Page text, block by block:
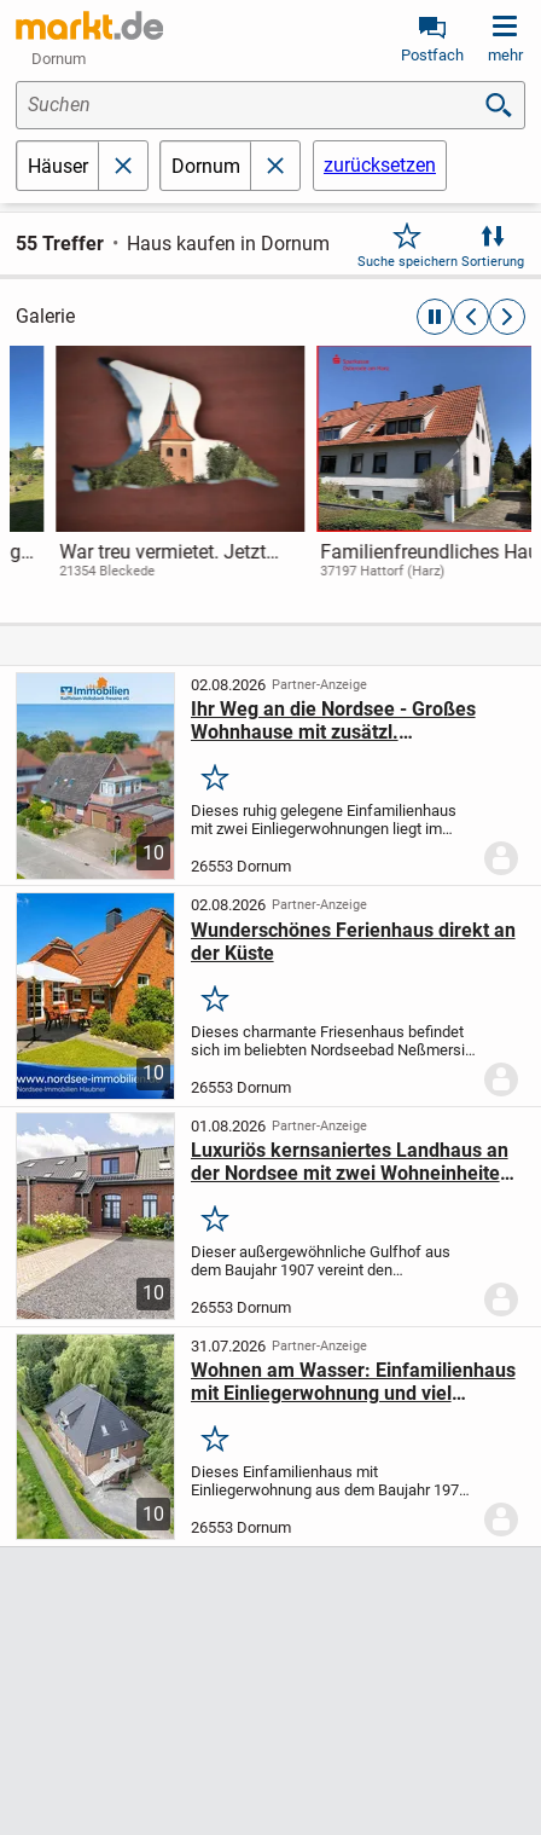
Dornum Postfach mehr
Suchen
Häuser schließenDornum schließenzurücksetzen
55 Treffer Haus kaufen in Dornum
Suche speichern Sortierung
Galerie automatische
War treu vermietet. Jetzt
wird es Zeit für echte Liebe.
21354 Bleckede
Familienfreundliches Haus
mit schönem Garten
37197 Hattorf (Harz)
10
02.08.2026 Partner-Anzeige
Ihr Weg an die Nordsee - Großes
Wohnhause mit zusätzl.
Merken
Dieses ruhig gelegene Einfamilienhaus
mit zwei Einliegerwohnungen liegt im
Sprung vom Meer entfernt. Die Immobilie
überzeugt mit einem gut geschnittenen
Grundriss,...
26553 Dornum
10
02.08.2026 Partner-Anzeige
Wunderschönes Ferienhaus direkt an
der Küste
Merken
Dieses charmante Friesenhaus befindet
sich im beliebten Nordseebad Neßmersiel
eines typisch norddeutschen
Ferienhauses mit einer gepflegten
Ausstattung und...
26553 Dornum
10
01.08.2026 Partner-Anzeige
Luxuriös kernsaniertes Landhaus an
der Nordsee mit zwei Wohneinheiten
Merken
Dieser außergewöhnliche Gulfhof aus
dem Baujahr 1907 vereint den
historischen Bauernhauses mit
modernster Wohn- und Energietechnik. Im
Rahmen einer umfassenden...
26553 Dornum
10
31.07.2026 Partner-Anzeige
Wohnen am Wasser: Einfamilienhaus
mit Einliegerwohnung und viel
Merken
Dieses Einfamilienhaus mit
Einliegerwohnung aus dem Baujahr 1973
einem großzügigen Grundstück von 1.223
m² viel Platz für unterschiedliche
26553 Dornum